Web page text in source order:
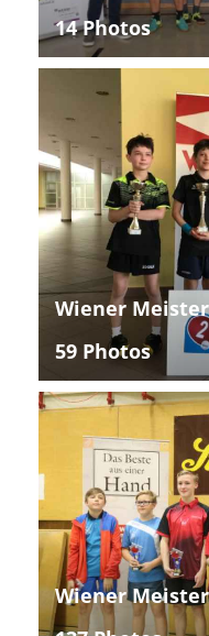
14 Photos
Wiener
59 Photos
Wiener